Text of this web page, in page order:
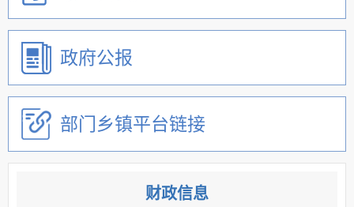
政府公报
部门乡镇平台链接
财政信息